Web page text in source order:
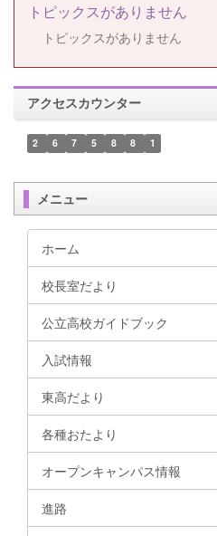
トピックスがありません
トピックスがありません
アクセスカウンター
2 6 7 5 8 8 1
メニュー
ホーム
校長室だより
公立高校ガイドブック
入試情報
東高だより
各種おたより
オープンキャンパス情報
進路